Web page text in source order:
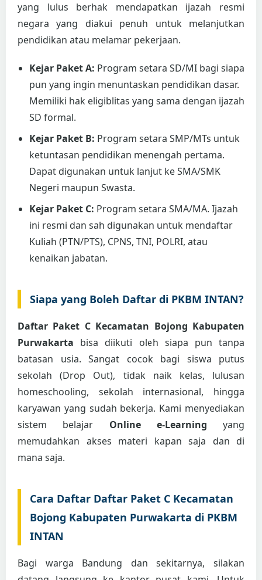
yang lulus berhak mendapatkan ijazah resmi
negara yang diakui penuh untuk melanjutkan
pendidikan atau melamar pekerjaan.
Kejar Paket A: Program setara SD/MI bagi siapa
pun yang ingin menuntaskan pendidikan dasar.
Memiliki hak eligiblitas yang sama dengan ijazah
SD formal.
Kejar Paket B: Program setara SMP/MTs untuk
ketuntasan pendidikan menengah pertama.
Dapat digunakan untuk lanjut ke SMA/SMK
Negeri maupun Swasta.
Kejar Paket C: Program setara SMA/MA. Ijazah
ini resmi dan sah digunakan untuk mendaftar
Kuliah (PTN/PTS), CPNS, TNI, POLRI, atau
kenaikan jabatan.
Siapa yang Boleh Daftar di PKBM INTAN?
Daftar Paket C Kecamatan Bojong Kabupaten
Purwakarta bisa diikuti oleh siapa pun tanpa
batasan usia. Sangat cocok bagi siswa putus
sekolah (Drop Out), tidak naik kelas, lulusan
homeschooling, sekolah internasional, hingga
karyawan yang sudah bekerja. Kami menyediakan
sistem belajar Online e-Learning yang
memudahkan akses materi kapan saja dan di
mana saja.
Cara Daftar Daftar Paket C Kecamatan
Bojong Kabupaten Purwakarta di PKBM
INTAN
Bagi warga Bandung dan sekitarnya, silakan